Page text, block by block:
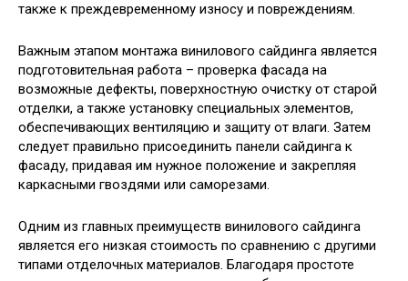
также к преждевременному износу и повреждениям.
Важным этапом монтажа винилового сайдинга является
подготовительная работа – проверка фасада на
возможные дефекты, поверхностную очистку от старой
отделки, а также установку специальных элементов,
обеспечивающих вентиляцию и защиту от влаги. Затем
следует правильно присоединить панели сайдинга к
фасаду, придавая им нужное положение и закрепляя
каркасными гвоздями или саморезами.
Одним из главных преимуществ винилового сайдинга
является его низкая стоимость по сравнению с другими
типами отделочных материалов. Благодаря простоте